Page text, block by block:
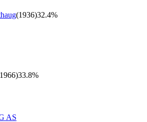
(1936)32.4%
1966)33.8%
AS